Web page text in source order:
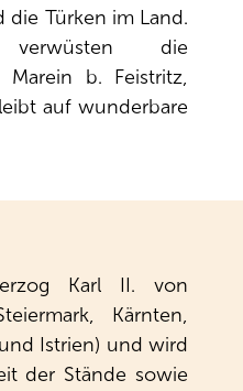
die Türken im Land.
die
Marein b. Feistritz,
auf wunderbare
Karl II. von
Kärnten,
Istrien) und wird
der Stände sowie